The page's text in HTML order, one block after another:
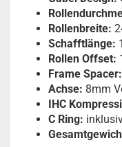
Rollenbreite:
Schafftlänge:
Rollen Offset:
Frame Spacer:
Achse: 8mm
IHC
C Ring: